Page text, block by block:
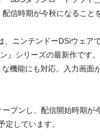
信時期が今秋になること
、ニンテンドーDSiウェ
』シリーズの最新作です
機能にも対応。入力画面
プンし、配信開始時期が
定しています。